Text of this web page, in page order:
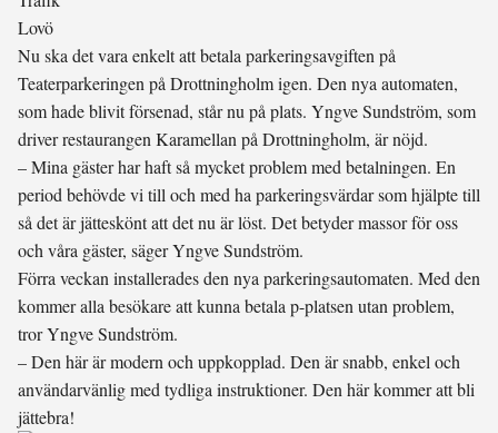
Lovö
Nu ska det vara enkelt att betala parkeringsavgiften på
Teaterparkeringen på Drottningholm igen. Den nya automaten,
som hade blivit försenad, står nu på plats. Yngve Sundström, som
driver restaurangen Karamellan på Drottningholm, är nöjd.
– Mina gäster har haft så mycket problem med betalningen. En
period behövde vi till och med ha parkeringsvärdar som hjälpte till
så det är jätteskönt att det nu är löst. Det betyder massor för oss
och våra gäster, säger Yngve Sundström.
Förra veckan installerades den nya parkeringsautomaten. Med den
kommer alla besökare att kunna betala p-platsen utan problem,
tror Yngve Sundström.
– Den här är modern och uppkopplad. Den är snabb, enkel och
användarvänlig med tydliga instruktioner. Den här kommer att bli
jättebra!